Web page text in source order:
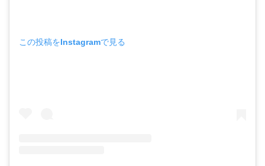
この投稿をInstagramで見る